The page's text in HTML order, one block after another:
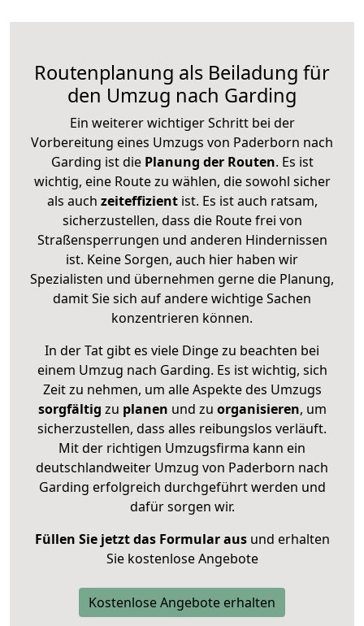
Routenplanung als Beiladung für
den Umzug nach Garding
Ein weiterer wichtiger Schritt bei der
Vorbereitung eines Umzugs von Paderborn nach
Garding ist diePlanung der Routen. Es ist
wichtig, eine Route zu wählen, die sowohl sicher
als auch zeiteffizientist. Es ist auch ratsam,
sicherzustellen, dass die Route frei von
Straßensperrungen und anderen Hindernissen
ist. Keine Sorgen, auch hier haben wir
Spezialisten und übernehmen gerne die Planung,
damit Sie sich auf andere wichtige Sachen
konzentrieren können.
In der Tat gibt es viele Dinge zu beachten bei
einem Umzug nach Garding. Es ist wichtig, sich
Zeit zu nehmen, um alle Aspekte des Umzugs
sorgfältig zu planen und zu organisieren, um
sicherzustellen, dass alles reibungslos verläuft.
Mit der richtigen Umzugsfirma kann ein
deutschlandweiter Umzug von Paderborn nach
Garding erfolgreich durchgeführt werden und
dafür sorgen wir.
Füllen Sie jetzt das Formular ausund erhalten
Sie kostenlose Angebote
Kostenlose Angebote erhalten